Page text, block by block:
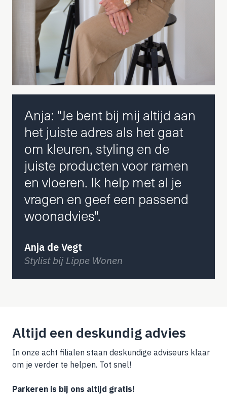
Anja: "Je bent bij mij altijd aan
het juiste adres als het gaat
om kleuren, styling en de
juiste producten voor ramen
en vloeren. Ik help met al je
vragen en geef een passend
woonadvies".
Anja de Vegt
Stylist bij Lippe Wonen
Altijd een deskundig advies
In onze acht filialen staan deskundige adviseurs klaar
om je verder te helpen. Tot snel!
Parkeren is bij ons altijd gratis!